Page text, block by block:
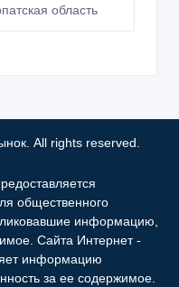
область
All rights reserved.
общественного
информацию,
Сайта Интернет -
информацию
за ее содержимое.